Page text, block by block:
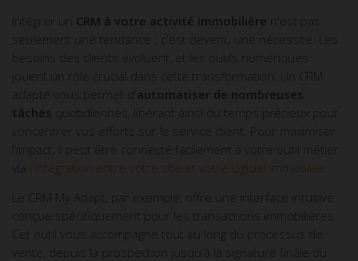
Intégrer un CRM à votre activité immobilière n'est pas
seulement une tendance ; c'est devenu une nécessité. Les
besoins des clients évoluent, et les outils numériques
jouent un rôle crucial dans cette transformation. Un CRM
adapté vous permet d' automatiser de nombreuses
tâches quotidiennes, libérant ainsi du temps précieux pour
concentrer vos efforts sur le service client. Pour maximiser
l’impact, il peut être connecté facilement à votre outil métier
via l'intégration entre votre site et votre logiciel immobilier
Le CRM My Adapt, par exemple, offre une interface intuitive
conçue spécifiquement pour les transactions immobilières.
Cet outil vous accompagne tout au long du processus de
vente, depuis la prospection jusqu'à la signature finale du